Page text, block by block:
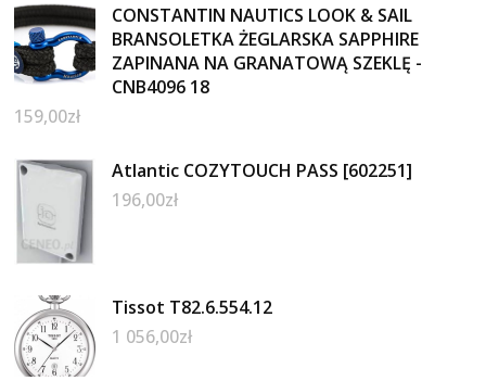
CONSTANTIN NAUTICS LOOK & SAIL
BRANSOLETKA ŻEGLARSKA SAPPHIRE
ZAPINANA NA GRANATOWĄ SZEKLĘ -
CNB4096 18
159,00zł
Atlantic COZYTOUCH PASS [602251]
196,00zł
Tissot T82.6.554.12
1 056,00zł